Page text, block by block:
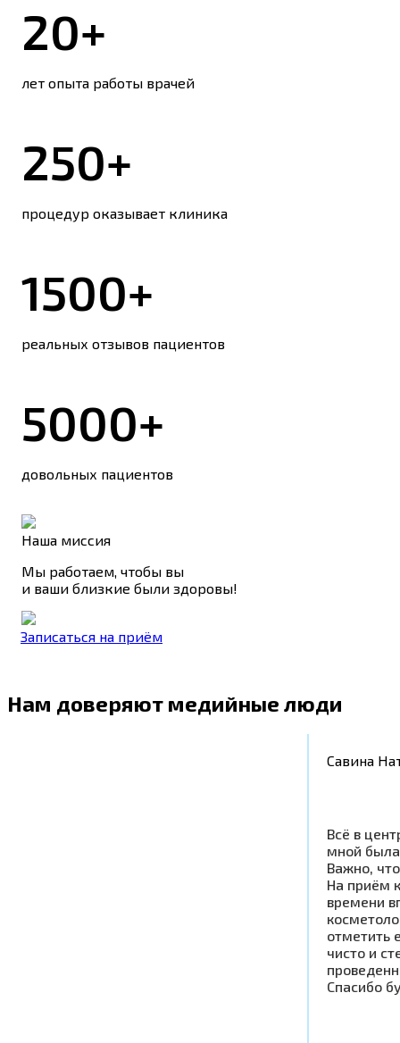
20+
лет опыта работы врачей
250+
процедур оказывает клиника
1500+
реальных отзывов пациентов
5000+
довольных пациентов
Наша миссия
Мы работаем, чтобы вы
и ваши близкие были здоровы!
Записаться на приём
Нам доверяют медийные люди
Савина
Всё в
мной
Важно,
На приём
времени
отметить
чисто и
Спасибо